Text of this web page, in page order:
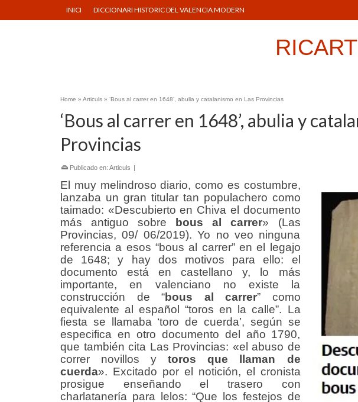
INICI DICCIONARI HISTORIC DEL VALENCIA MODERN
Home » Articuls » ‘Bous al carrer en 1648’, abulia y catalanismo en Las Provincias
‘Bous al carrer en 1648’, abulia y
Provincias
Publicado en: Articuls |
El muy melindroso diario, como es costumbre,
lanzaba un gran titular tan populachero como
taimado: «Descubierto en Chiva el documento
más antiguo sobre
bous al carrer» (Las
Provincias, 09/ 06/2019). Yo no veo ninguna
referencia a esos “bous al carrer” en el legajo
de 1648; y hay dos motivos para ello: el
documento está en castellano y, lo más
importante, en valenciano no existe la
construcción de “bous al carrer” como
equivalente al español “toros en la calle”. La
fiesta se llamaba ‘toro de cuerda’, según se
especifica en otro documento del año 1790,
que también cita Las Provincias: «el abuso de
correr novillos ytoros que llaman de
cuerda». Excitado por el notición, el cronista
prosigue enseñando el trasero con
charlatanería para lelos: “Que los festejos de